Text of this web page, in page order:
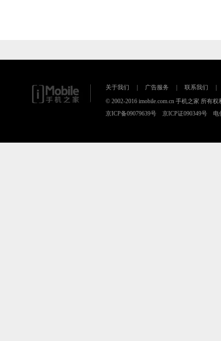
关于我们 广告服务 联系我们
© 2002-2016 imobile.com.cn 手机之家 所有
京ICP备09079639号 京ICP证090349号 电